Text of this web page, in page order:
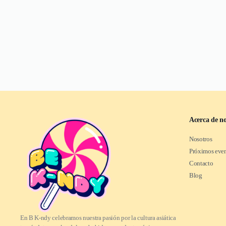
En B K-ndy celebramos nuestra pasión por la cultura asiática
Acerca de
Nosotros
Próximos
Contacto
Blog